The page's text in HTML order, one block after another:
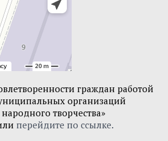
граждан работой
организаций
творчества»
перейдите по ссылке.